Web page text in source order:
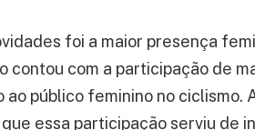
foi a maior presença
contou com a participação de
público feminino no ciclismo.
essa participação serviu de